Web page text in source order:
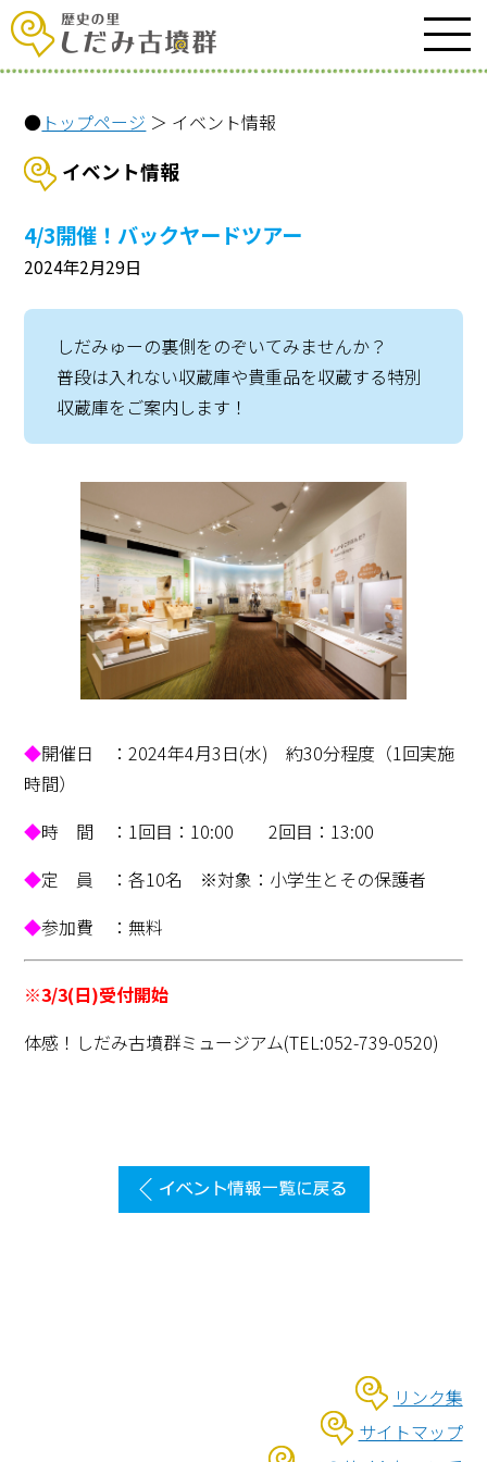
● トップページ ＞ イベント情報
イベント情報
4/3開催！バックヤードツアー
2024年2月29日
しだみゅーの裏側をのぞいてみませんか？
普段は入れない収蔵庫や貴重品を収蔵する特別
収蔵庫をご案内します！
◆開催日 ：2024年4月3日(水) 約30分程度（1回実施
時間）
◆時 間 ：1回目：10:00 2回目：13:00
◆定 員 ：各10名 ※対象：小学生とその保護者
◆参加費 ：無料
※3/3(日)受付開始
体感！しだみ古墳群ミュージアム(TEL:052-739-0520)
リンク集
サイトマップ